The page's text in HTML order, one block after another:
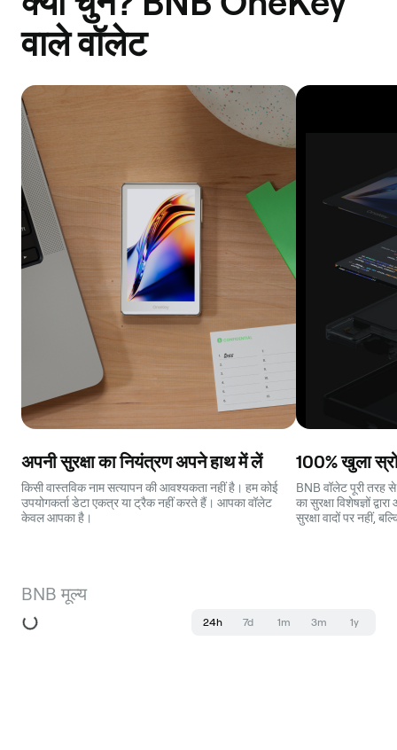
वाले वॉलेट
अपनी सुरक्षा का नियंत्रण अपने हाथ में लें
किसी वास्तविक नाम सत्यापन की आवश्यकता नहीं है। हम कोई
उपयोगकर्ता डेटा एकत्र या ट्रैक नहीं करते हैं। आपका वॉलेट
केवल आपका है।
100% खुला
BNB वॉलेट पूरी तरह
का सुरक्षा विशेषज्ञों
सुरक्षा वादों पर नहीं,
BNB मूल्य
24h 7d 1m 3m 1y